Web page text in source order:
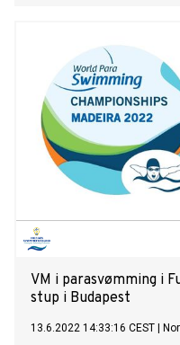
VM i parasvømming i
stup i Budapest
13.6.2022 14:33:16 CEST